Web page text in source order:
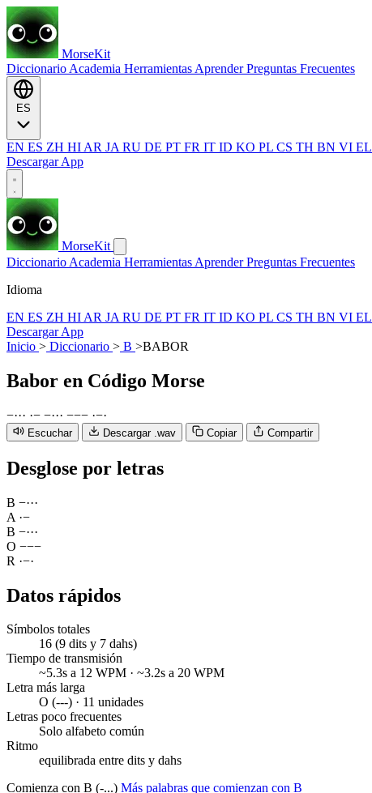
MorseKit
Diccionario Academia Herramientas AprenderPreguntas Frecuentes
EN ES ZH HI AR JA RU DE PT FR IT ID KO PL CS TH BN VI EL
Descargar App
MorseKit
Diccionario Academia Herramientas AprenderPreguntas Frecuentes
Idioma
EN ES ZH HI AR JA RU DE PT FR IT ID KO PL CS TH BN VI EL
Descargar App
Inicio > Diccionario > B >BABOR
Babor en Código Morse
−··· ·− −··· −−− ·−·
Escuchar Descargar .wav Copiar Compartir
Desglose por letras
B −···
A ·−
B −···
O −−−
R ·−·
Datos rápidos
Símbolos totales
16 (9 dits y 7 dahs)
Tiempo de transmisión
~5.3s a 12 WPM · ~3.2s a 20 WPM
Letra más larga
O (---) · 11 unidades
Letras poco frecuentes
Solo alfabeto común
Ritmo
equilibrada entre dits y dahs
Comienza con B (-...) Más palabras que comienzan con B